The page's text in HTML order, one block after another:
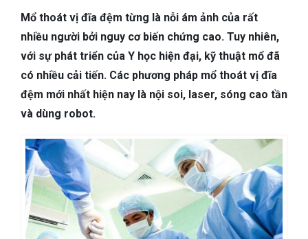
TAI – MŨI – HỌNG
TIÊU HÓA
DA LIỄU THẨM MỸ
Mổ thoát vị đĩa đệm từng là nỗi ám ảnh của rất
nhiều người bởi nguy cơ biến chứng cao. Tuy nhiên,
với sự phát triển của Y học hiện đại, kỹ thuật mổ đã
có nhiều cải tiến. Các phương pháp mổ thoát vị đĩa
đệm mới nhất hiện nay là nội soi, laser, sóng cao tần
và dùng robot.